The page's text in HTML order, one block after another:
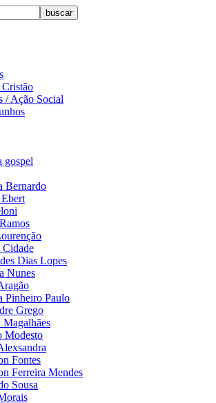
buscar
/ Ação Social
gospel
Bernardo
Dias Lopes
Nunes
Pinheiro Paulo
Grego
Magalhães
Modesto
Fontes
Ferreira Mendes
Sousa